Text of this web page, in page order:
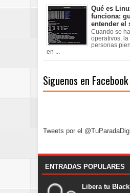
Qué es
funciona:
entender el
Cuando se
operativos,
personas
en ...
Siguenos en Facebook
Tweets por el
ENTRADAS POPULARES
Libera tu